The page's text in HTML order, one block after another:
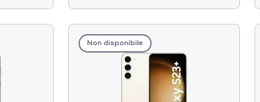
Non disponibile